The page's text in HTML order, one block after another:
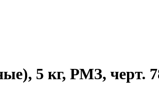
5 кг, РМЗ, черт.